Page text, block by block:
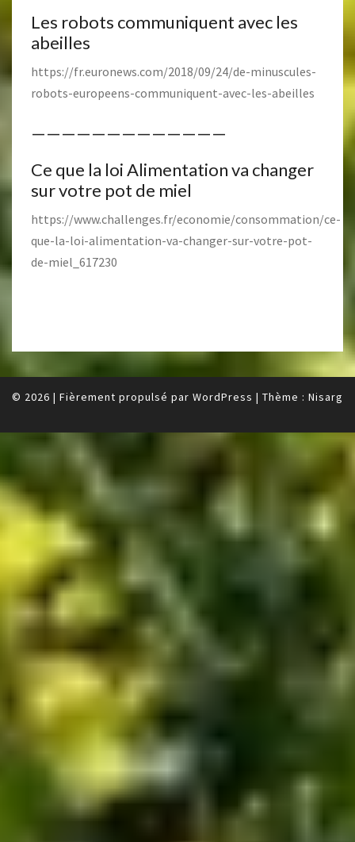
Les robots communiquent avec les
abeilles
https://fr.euronews.com/2018/09/24/de-minuscules-
robots-europeens-communiquent-avec-les-abeilles
—————————————
Ce que la loi Alimentation va changer
sur votre pot de miel
https://www.challenges.fr/economie/consommation/ce-
que-la-loi-alimentation-va-changer-sur-votre-pot-
de-miel_617230
© 2026 | Fièrement propulsé par WordPress | Thème : Nisarg